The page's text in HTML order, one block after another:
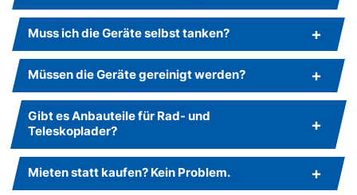
Muss ich die Geräte selbst tanken?
Müssen die Geräte gereinigt werden?
Gibt es Anbauteile für Rad- und
Teleskoplader?
Mieten statt kaufen? Kein Problem.